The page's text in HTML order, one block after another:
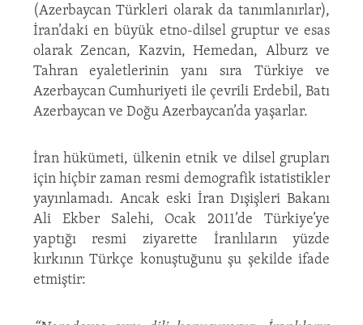
(Azerbaycan Türkleri olarak da tanımlanırlar),
İran’daki en büyük etno-dilsel gruptur ve esas
olarak Zencan, Kazvin, Hemedan, Alburz ve
Tahran eyaletlerinin yanı sıra Türkiye ve
Azerbaycan Cumhuriyeti ile çevrili Erdebil, Batı
Azerbaycan ve Doğu Azerbaycan’da yaşarlar.
İran hükümeti, ülkenin etnik ve dilsel grupları
için hiçbir zaman resmi demografik istatistikler
yayınlamadı. Ancak eski İran Dışişleri Bakanı
Ali Ekber Salehi, Ocak 2011’de Türkiye’ye
yaptığı resmi ziyarette İranlıların yüzde
kırkının Türkçe konuştuğunu şu şekilde ifade
etmiştir: